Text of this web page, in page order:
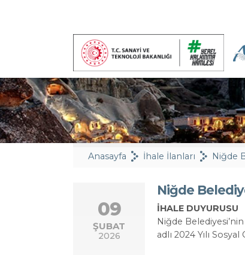
Anasayfa İhale İlanları Niğde
09
ŞUBAT
2026
Niğde
İHALE DUYURUSU
Niğde
adlı 2024 Yılı